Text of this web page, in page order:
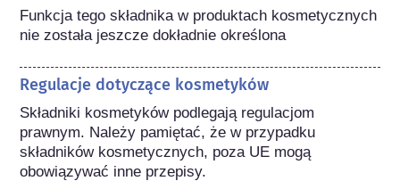
Funkcja tego składnika w produktach kosmetycznych
nie została jeszcze dokładnie określona
Regulacje dotyczące kosmetyków
Składniki kosmetyków podlegają regulacjom
prawnym. Należy pamiętać, że w przypadku
składników kosmetycznych, poza UE mogą
obowiązywać inne przepisy.